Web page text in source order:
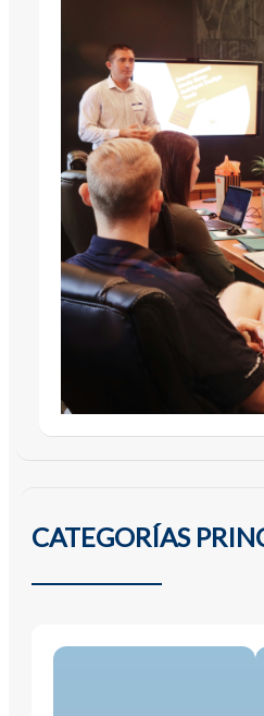
CATEGORÍAS